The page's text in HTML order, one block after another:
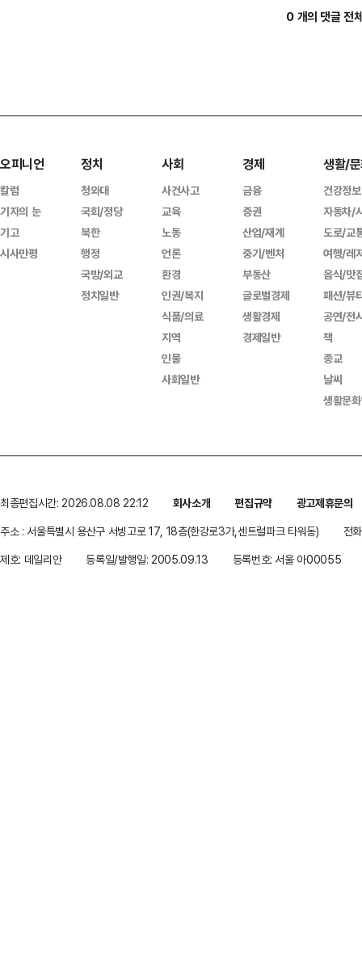
0 개의 댓글 전
오피니언
칼럼
기자의 눈
기고
시사만평
정치
청와대
국회/정당
북한
행정
국방/외교
정치일반
사회
사건사고
교육
노동
언론
환경
인권/복지
식품/의료
지역
인물
사회일반
경제
금융
증권
산업/재계
중기/벤처
부동산
글로벌경제
생활경제
경제일반
생활/
건강정보
자동차/
도로/교
여행/레
음식/맛
패션/뷰
공연/전
책
종교
날씨
생활문
최종편집시간: 2026.08.08 22:12 회사소개 편집규약
광고제휴문의
주소 : 서울특별시 용산구 서빙고로 17, 18층(한강로3가,센트럴파크 타워동)
전
제호: 데일리안
등록일/발행일: 2005.09.13 등록번호: 서울 아00055